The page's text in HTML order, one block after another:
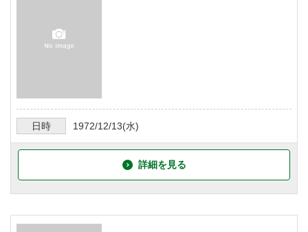
日時 1972/12/13(水)
詳細を見る